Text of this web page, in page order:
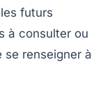
futurs
à consulter ou
se renseigner à